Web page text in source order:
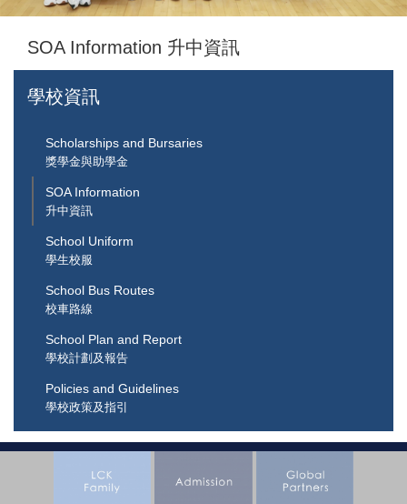
學校資訊
Scholarships and Bursaries
獎學金與助學金
SOA Information
升中資訊
School Uniform
學生校服
School Bus Routes
校車路線
School Plan and Report
學校計劃及報告
Policies and Guidelines
學校政策及指引
SOA Information 升中資訊